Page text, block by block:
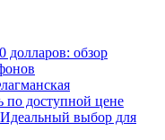
долларов: обзор
по доступной цене
выбор для